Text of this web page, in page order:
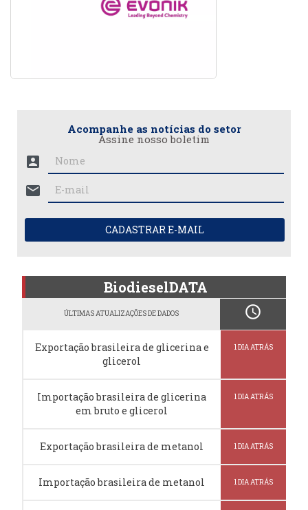
Acompanhe as notícias do setor
Assine nosso boletim
account_box
mail
CADASTRAR E-MAIL
BiodieselDATA
ÚLTIMAS ATUALIZAÇÕES DE DADOS schedule
Exportação brasileira de glicerina e
glicerol
1 DIA ATRÁS
Importação brasileira de glicerina
em bruto e glicerol
1 DIA ATRÁS
Exportação brasileira de metanol 1 DIA ATRÁS
Importação brasileira de metanol 1 DIA ATRÁS